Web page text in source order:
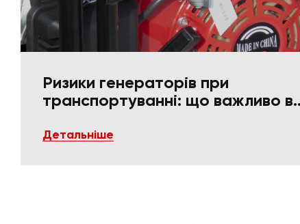
Ризики генераторів при
транспортуванні: що важливо в
Детальніше